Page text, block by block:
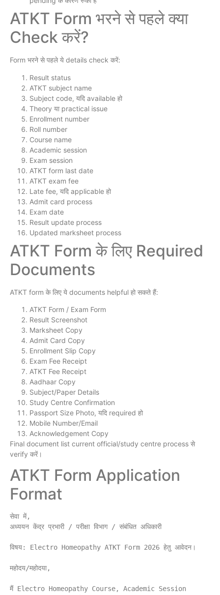
ATKT Form भरने से पहले क्या
Check करें?
Form भरने से पहले ये details check करें:
Result status
ATKT subject name
Subject code, यदि available हो
Theory या practical issue
Enrollment number
Roll number
Course name
Academic session
Exam session
ATKT form last date
ATKT exam fee
Late fee, यदि applicable हो
Admit card process
Exam date
Result update process
Updated marksheet process
ATKT Form के लिए Required
Documents
ATKT form के लिए ये documents helpful हो सकते हैं:
ATKT Form / Exam Form
Result Screenshot
Marksheet Copy
Admit Card Copy
Enrollment Slip Copy
Exam Fee Receipt
ATKT Fee Receipt
Aadhaar Copy
Subject/Paper Details
Study Centre Confirmation
Passport Size Photo, यदि required हो
Mobile Number/Email
Acknowledgement Copy
Final document list current official/study centre process से
verify करें।
ATKT Form Application
Format
सेवा में,
अध्ययन केंद्र प्रभारी / परीक्षा विभाग / संबंधित अधिकारी
विषय: Electro Homeopathy ATKT Form 2026 हेतु आवेदन।
महोदय/महोदया,
मैं Electro Homeopathy Course, Academic Session